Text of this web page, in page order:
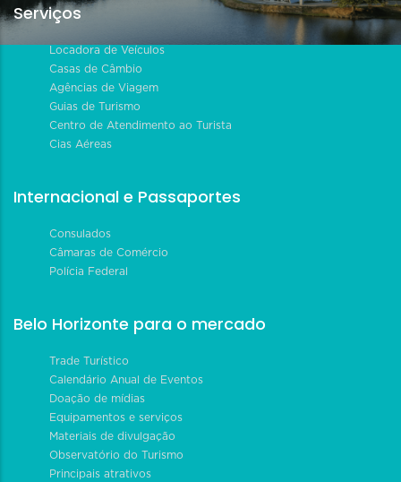
Serviços
Locadora de Veículos
Casas de Câmbio
Agências de Viagem
Guias de Turismo
Centro de Atendimento ao Turista
Cias Aéreas
Internacional e Passaportes
Consulados
Câmaras de Comércio
Polícia Federal
Belo Horizonte para o mercado
Trade Turístico
Calendário Anual de Eventos
Doação de mídias
Equipamentos e serviços
Materiais de divulgação
Observatório do Turismo
Principais atrativos